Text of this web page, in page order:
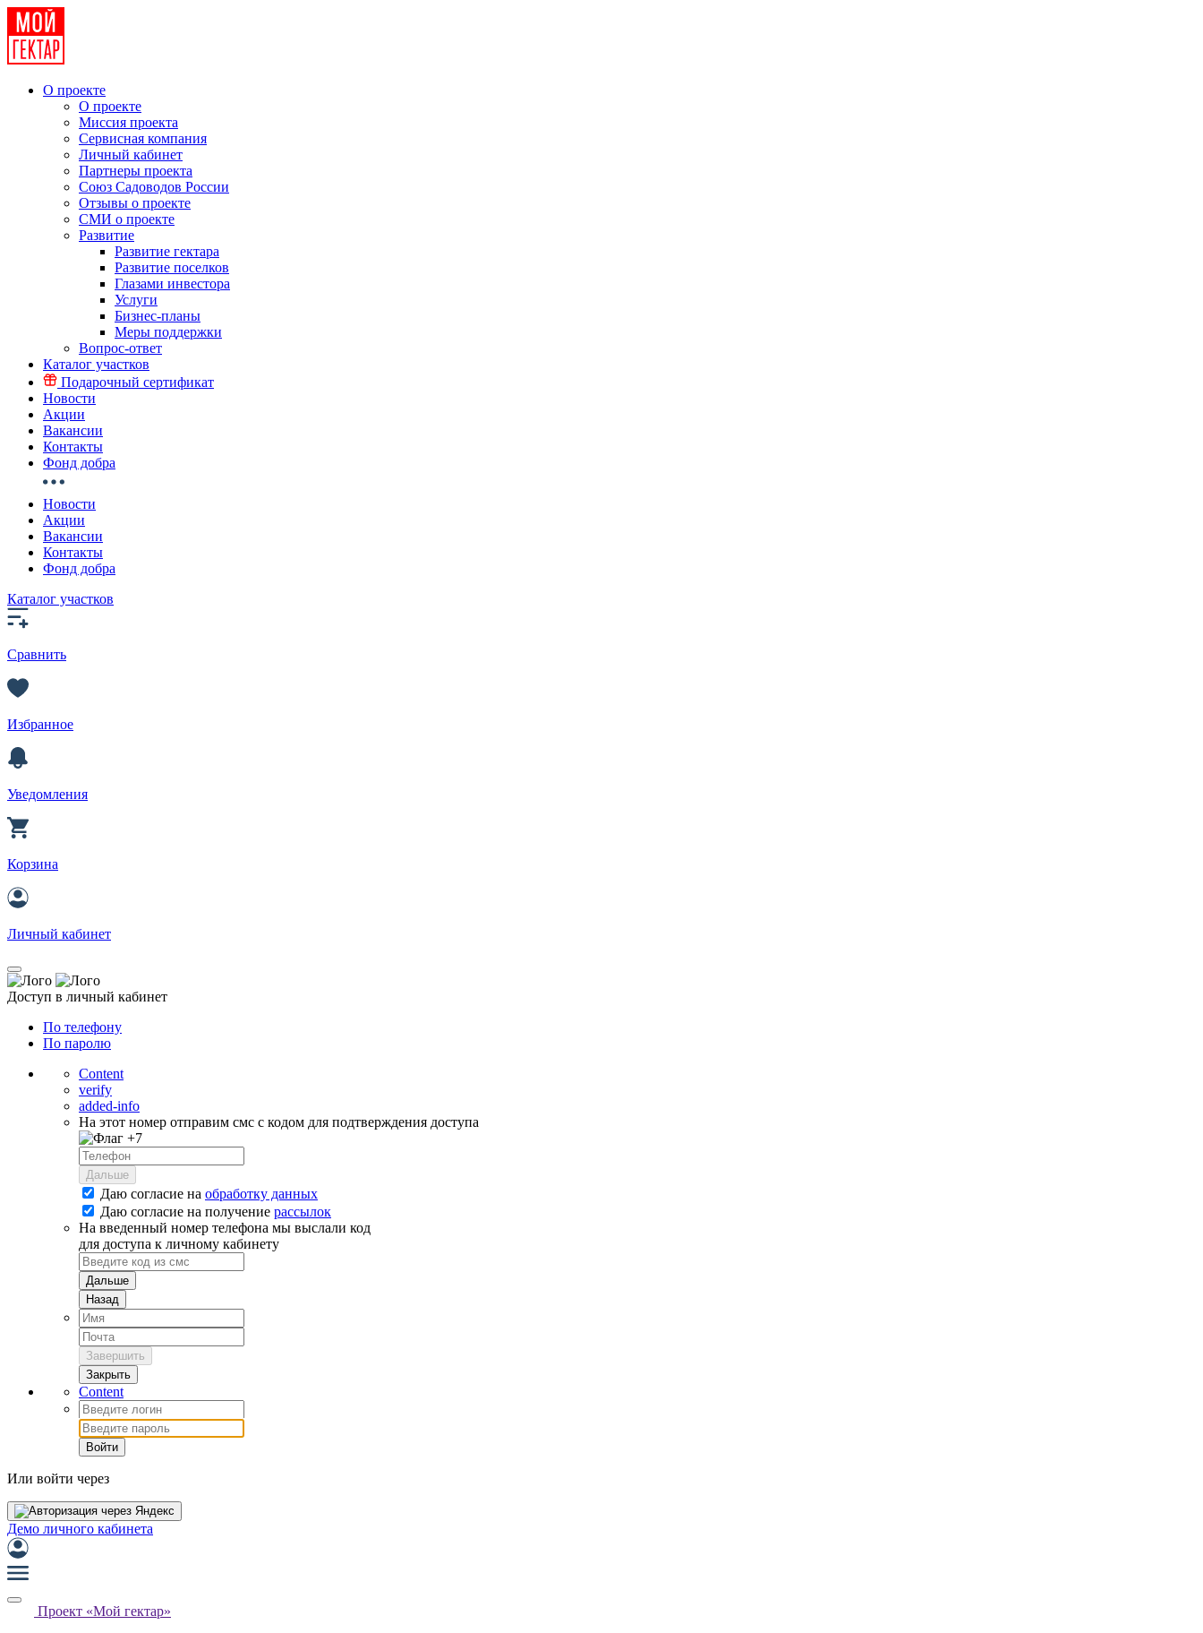
О проекте
О проекте
Миссия проекта
Сервисная компания
Личный кабинет
Партнеры проекта
Союз Садоводов России
Отзывы о проекте
СМИ о проекте
Развитие
Развитие гектара
Развитие поселков
Глазами инвестора
Услуги
Бизнес-планы
Меры поддержки
Вопрос-ответ
Каталог участков
Подарочный сертификат
Новости
Акции
Вакансии
Контакты
Фонд добра
Новости
Акции
Вакансии
Контакты
Фонд добра
Каталог участков
Сравнить
Избранное
Уведомления
Корзина
Личный кабинет
Доступ в личный кабинет
По телефону
По паролю
Content
verify
added-info
На этот номер отправим смс с кодом для подтверждения доступа
+7
Дальше
Даю согласие на обработку данных
Даю согласие на получение рассылок
На введенный номер телефона мы выслали код
для доступа к личному кабинету
Дальше
Назад
Завершить
Закрыть
Content
Войти
Или войти через
Демо личного кабинета
Проект «Мой гектар»